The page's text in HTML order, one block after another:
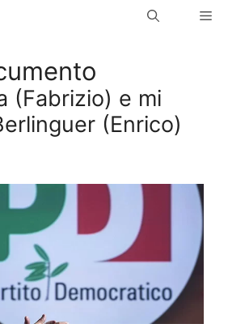
(Fabrizio) e mi
(Enrico)